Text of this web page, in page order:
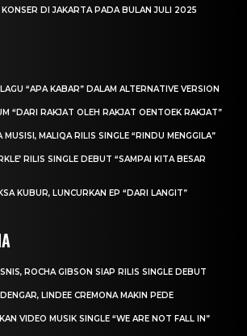
DI JAKARTA PADA BULAN JULI 2025
LAGU “APA KABAR” DALAM ALTERNATIVE VERSION
“DARI RAKJAT OLEH RAKJAT OENTOEK RAKJAT”
MUSISI, MALIQA RILIS SINGLE “RINDU MENGGILA”
RILIS SINGLE DEBUT “SAMPAI KITA BESAR
KUBUR, LUNCURKAN EP “DARI LANGIT”
ROCHA GIBSON SIAP RILIS SINGLE DEBUT
LINDEE CREMONA MAKIN PEDE
VIDEO MUSIK SINGLE “WE ARE NOT FALL IN”